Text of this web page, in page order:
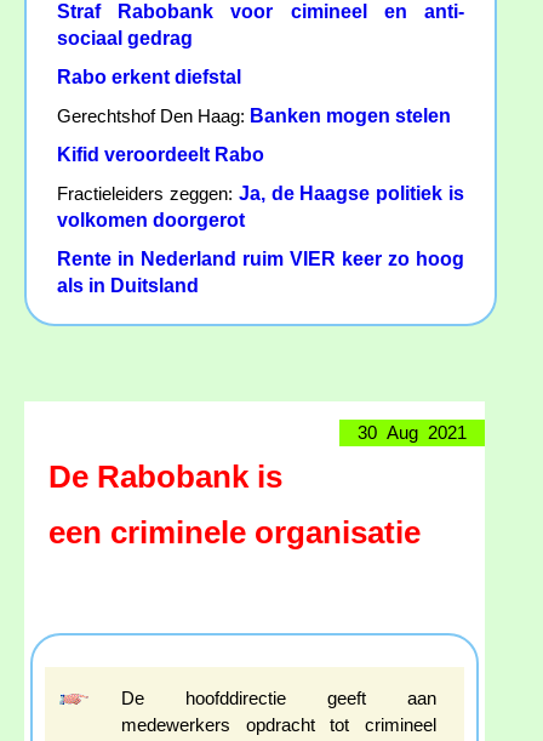
Straf Rabobank voor cimineel en anti-
sociaal gedrag
Rabo erkent diefstal
Gerechtshof Den Haag: Banken mogen stelen
Kifid veroordeelt Rabo
Fractieleiders zeggen: Ja, de Haagse politiek is
volkomen doorgerot
Rente in Nederland ruim VIER keer zo hoog
als in Duitsland
30 Aug 2021
De Rabobank is
een criminele organisatie
De hoofddirectie geeft aan
medewerkers opdracht tot crimineel